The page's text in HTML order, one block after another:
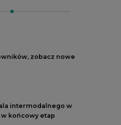
zobacz nowe
intermodalnego w
końcowy etap